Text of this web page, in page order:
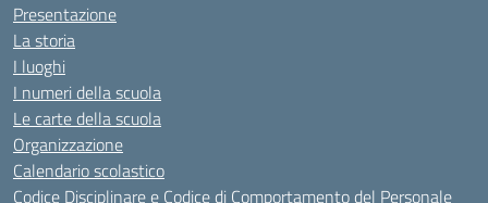
Presentazione
La storia
I luoghi
I numeri della scuola
Le carte della scuola
Organizzazione
Calendario scolastico
Codice Disciplinare e Codice di Comportamento del Personale